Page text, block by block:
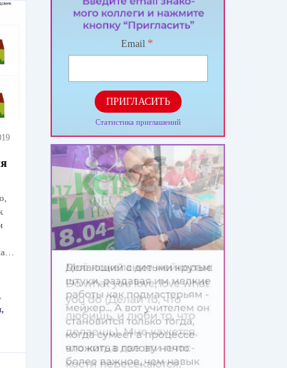
,
Email *
ПРИГЛАСИТЬ
Статистика приглашений